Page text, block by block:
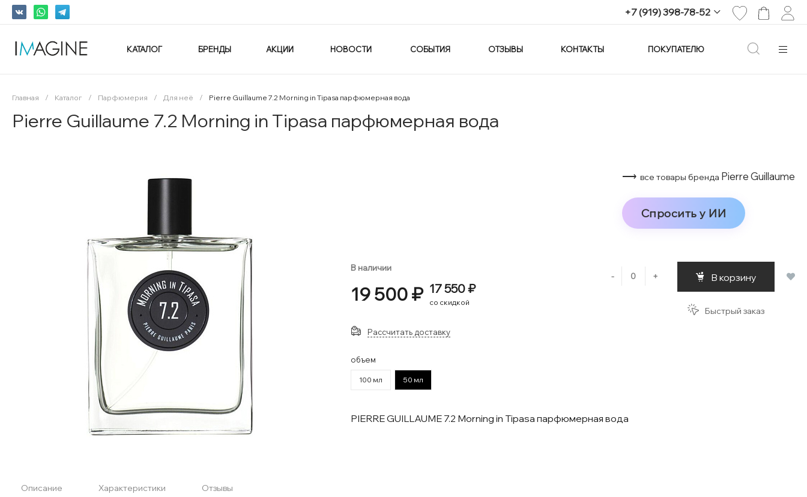
+7 (919) 398-78-52
+7 (919) 398-78-52
КАТАЛОГ БРЕНДЫ АКЦИИ НОВОСТИ СОБЫТИЯ ОТЗЫВЫ КОНТАКТЫ ПОКУПАТЕЛЮ
Главная / Каталог / Парфюмерия / Для неё / Pierre Guillaume 7.2 Morning in Tipasa парфюмерная вода
Pierre Guillaume 7.2 Morning in Tipasa парфюмерная вода
⟶ все товары бренда Pierre Guillaume
Спросить у ИИ
В наличии
19 500 ₽ 17 550 ₽
со скидкой
- + В корзину
Быстрый заказ
Рассчитать доставку
объем
100 мл 50 мл
PIERRE GUILLAUME 7.2 Morning in Tipasa парфюмерная вода
Описание Характеристики Отзывы